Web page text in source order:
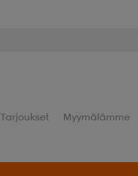
Tarjoukset Myymälämme